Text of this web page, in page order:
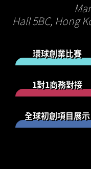
Hall 5BC, Hong
環球創業比賽
1對1商務對接
全球初創項目展示